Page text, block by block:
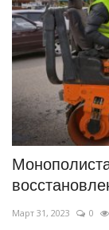
Март 31, 2023 0